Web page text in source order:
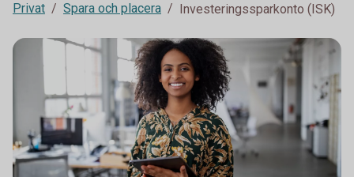
Privat Spara och placera Investeringssparkonto (ISK)